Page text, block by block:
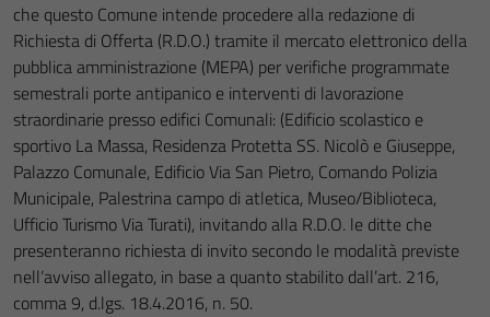
che questo Comune intende procedere alla redazione di
Richiesta di Offerta (R.D.O.) tramite il mercato elettronico della
pubblica amministrazione (MEPA) per verifiche programmate
semestrali porte antipanico e interventi di lavorazione
straordinarie presso edifici Comunali: (Edificio scolastico e
sportivo La Massa, Residenza Protetta SS. Nicolò e Giuseppe,
Palazzo Comunale, Edificio Via San Pietro, Comando Polizia
Municipale, Palestrina campo di atletica, Museo/Biblioteca,
Ufficio Turismo Via Turati), invitando alla R.D.O. le ditte che
presenteranno richiesta di invito secondo le modalità previste
nell’avviso allegato, in base a quanto stabilito dall’art. 216,
comma 9, d.lgs. 18.4.2016, n. 50.